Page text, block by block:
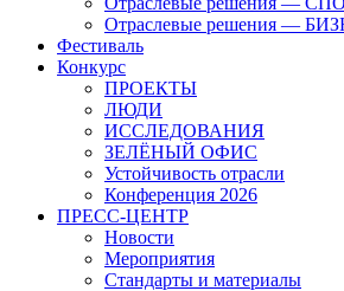
Отраслевые решения —
Фестиваль
Конкурс
ПРОЕКТЫ
ЛЮДИ
ИССЛЕДОВАНИЯ
ЗЕЛЁНЫЙ ОФИС
Устойчивость отрасли
Конференция 2026
ПРЕСС-ЦЕНТР
Новости
Мероприятия
Стандарты и материалы